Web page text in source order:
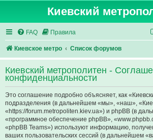
Киевский
FAQ Правила
Киевское метро Список форумов
Киевский метрополитен -
конфиденциальности
Это соглашение подробно объясняет, как
подразделения (в дальнейшем «мы», «наш»,
«https://forum.metropoliten.kiev.ua») и phpBB (в
«программное обеспечение phpBB»,
«phpBB Teams») используют информацию,
ваших пользовательских сессий (в дальнейшем